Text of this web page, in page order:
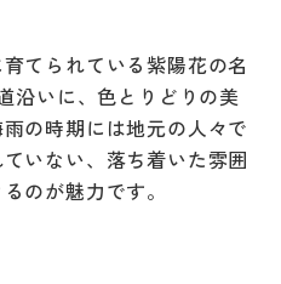
てられている紫陽花の名
沿いに、色とりどりの美
の時期には地元の人々で
いない、落ち着いた雰囲
のが魅力です。
フォトダウン
ロード
パンフレット